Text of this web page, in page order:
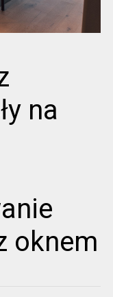
na
oknem